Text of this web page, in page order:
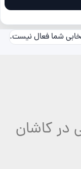
شما فعال نیست.
در کاشان